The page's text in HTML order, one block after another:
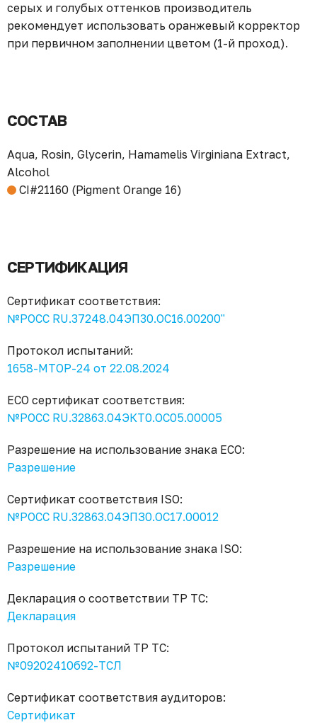
серых и голубых оттенков производитель
рекомендует использовать оранжевый корректор
при первичном заполнении цветом (1-й проход).
СОСТАВ
Aqua, Rosin, Glycerin, Hamamelis Virginiana Extract,
Alcohol
CI#21160 (Pigment Orange 16)
СЕРТИФИКАЦИЯ
Сертификат соответствия:
№РОСС RU.37248.04ЭП30.ОС16.00200"
Протокол испытаний:
1658-МТОР-24 от 22.08.2024
ECO сертификат соответствия:
№РОСС RU.32863.04ЭКТ0.ОС05.00005
Разрешение на использование знака ECO:
Разрешение
Сертификат соответствия ISO:
№РОСС RU.32863.04ЭПЗ0.ОС17.00012
Разрешение на использование знака ISO:
Разрешение
Декларация о соответствии ТР ТС:
Декларация
Протокол испытаний ТР ТС:
№09202410б92-ТСЛ
Сертификат соответствия аудиторов:
Сертификат